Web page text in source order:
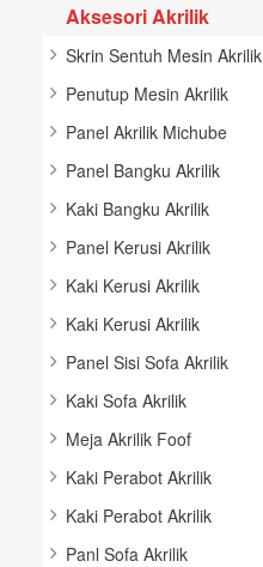
Aksesori Akrilik
Skrin Sentuh Mesin Akrilik
Penutup Mesin Akrilik
Panel Akrilik Michube
Panel Bangku Akrilik
Kaki Bangku Akrilik
Panel Kerusi Akrilik
Kaki Kerusi Akrilik
Kaki Kerusi Akrilik
Panel Sisi Sofa Akrilik
Kaki Sofa Akrilik
Meja Akrilik Foof
Kaki Perabot Akrilik
Kaki Perabot Akrilik
Panl Sofa Akrilik